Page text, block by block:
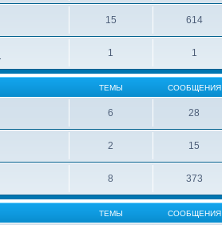
15 614
1 1
ТЕМЫ СООБЩЕНИЯ
6 28
2 15
8 373
ТЕМЫ СООБЩЕНИЯ